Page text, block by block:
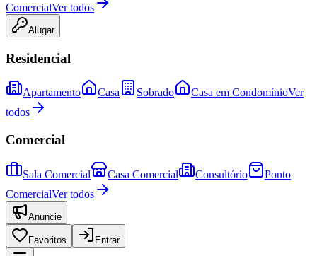
ComercialVer todos
Alugar
Residencial
Apartamento Casa Sobrado Casa em CondomínioVer
todos
Comercial
Sala Comercial Casa Comercial Consultório
Ponto
ComercialVer todos
Anuncie
Favoritos Entrar